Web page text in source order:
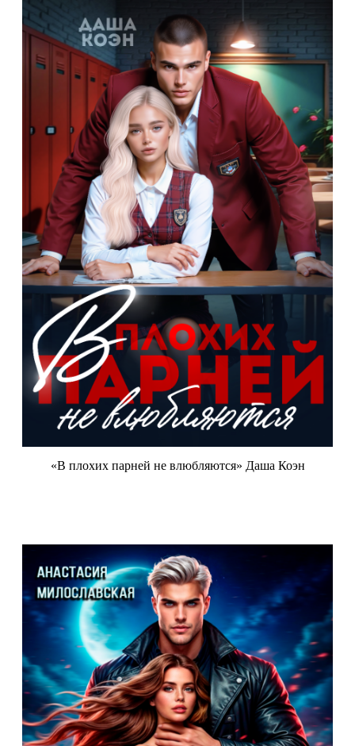
«В плохих парней не влюбляются» Даша Коэн